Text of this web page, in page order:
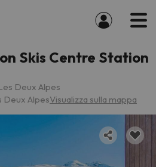
Skis Centre Station
Deux Alpes
Deux AlpesVisualizza sulla mappa